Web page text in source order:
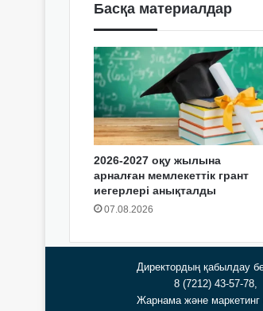
Басқа материалдар
2026-2027 оқу жылына
арналған мемлекеттік грант
иегерлері анықталды
07.08.2026
Директордың қабылдау
8 (7212) 43-57-78,
Жарнама және маркетинг